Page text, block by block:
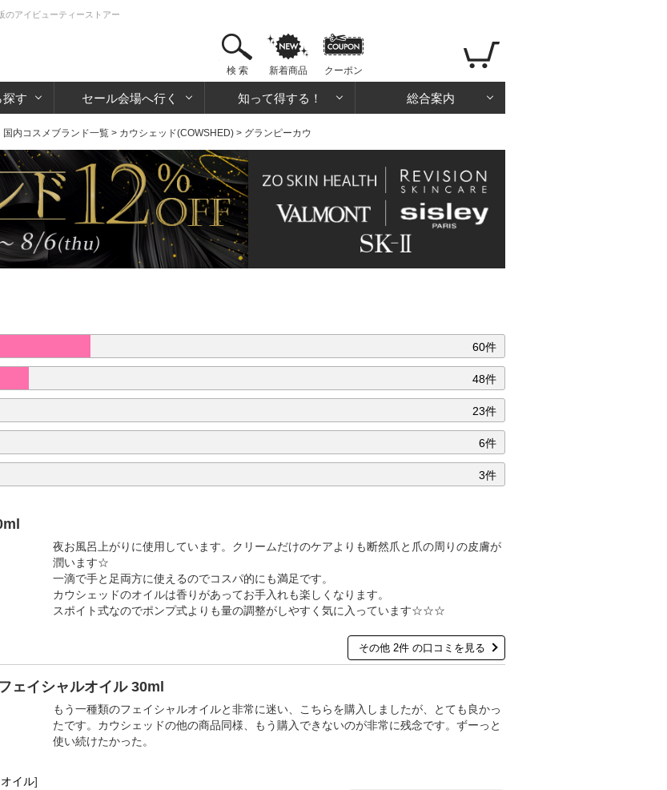
のアイビューティーストアー
検 索 新着商品 クーポン
探す セール会場へ行く 知って得する！ 総合案内
国内コスメブランド一覧 > カウシェッド(COWSHED) > グランピーカウ
60件
48件
23件
6件
3件
夜お風呂上がりに使用しています。クリームだけのケアよりも断然爪と爪の周りの皮膚が
潤います☆
一滴で手と足両方に使えるのでコスパ的にも満足です。
カウシェッドのオイルは香りがあってお手入れも楽しくなります。
スポイト式なのでポンプ式よりも量の調整がしやすく気に入っています☆☆☆
その他 2件 の口コミを見る
ェイシャルオイル 30ml
もう一種類のフェイシャルオイルと非常に迷い、こちらを購入しましたが、とても良かっ
たです。カウシェッドの他の商品同様、もう購入できないのが非常に残念です。ずーっと
使い続けたかった。
イル]